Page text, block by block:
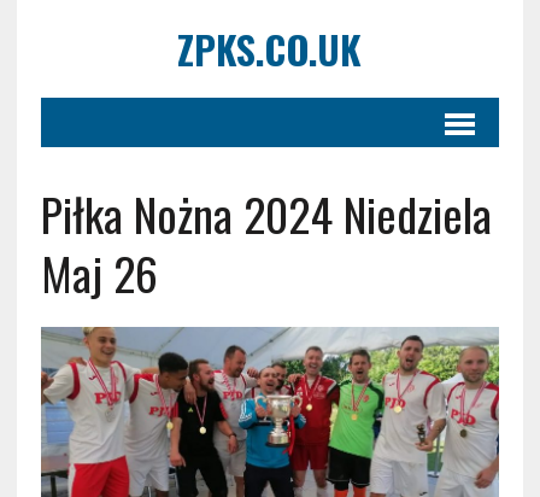
ZPKS.CO.UK
Piłka Nożna 2024 Niedziela
Maj 26